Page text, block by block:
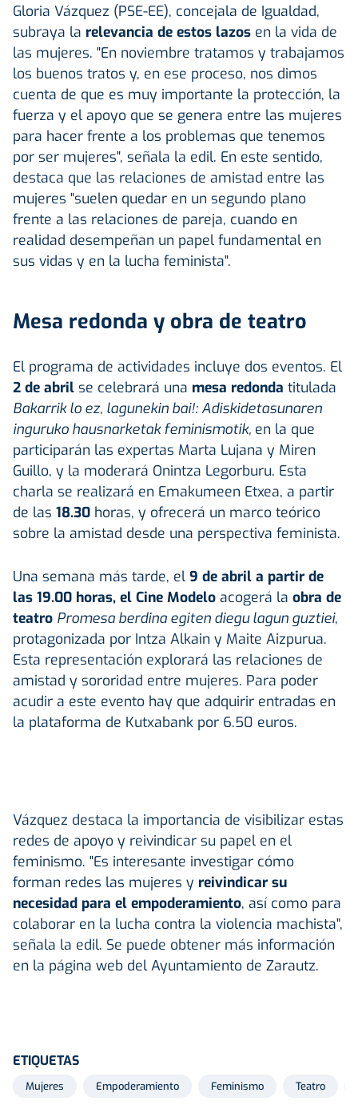
Gloria Vázquez (PSE-EE), concejala de Igualdad,
subraya la relevancia de estos lazos en la vida de
las mujeres. "En noviembre tratamos y trabajamos
los buenos tratos y, en ese proceso, nos dimos
cuenta de que es muy importante la protección, la
fuerza y el apoyo que se genera entre las mujeres
para hacer frente a los problemas que tenemos
por ser mujeres", señala la edil. En este sentido,
destaca que las relaciones de amistad entre las
mujeres "suelen quedar en un segundo plano
frente a las relaciones de pareja, cuando en
realidad desempeñan un papel fundamental en
sus vidas y en la lucha feminista".
Mesa redonda y obra de teatro
El programa de actividades incluye dos eventos. El
2 de abril se celebrará una mesa redonda titulada
Bakarrik lo ez, lagunekin bai!: Adiskidetasunaren
inguruko hausnarketak feminismotik, en la que
participarán las expertas Marta Lujana y Miren
Guillo, y la moderará Onintza Legorburu. Esta
charla se realizará en Emakumeen Etxea, a partir
de las 18.30 horas, y ofrecerá un marco teórico
sobre la amistad desde una perspectiva feminista.
Una semana más tarde, el 9 de abril a partir de
las 19.00 horas, el Cine Modelo acogerá la obra de
teatro Promesa berdina egiten diegu lagun guztiei,
protagonizada por Intza Alkain y Maite Aizpurua.
Esta representación explorará las relaciones de
amistad y sororidad entre mujeres. Para poder
acudir a este evento hay que adquirir entradas en
la plataforma de Kutxabank por 6.50 euros.
Vázquez destaca la importancia de visibilizar estas
redes de apoyo y reivindicar su papel en el
feminismo. "Es interesante investigar cómo
forman redes las mujeres y reivindicar su
necesidad para el empoderamiento, así como para
colaborar en la lucha contra la violencia machista",
señala la edil. Se puede obtener más información
en la página web del Ayuntamiento de Zarautz.
ETIQUETAS
Mujeres Empoderamiento Feminismo Teatro